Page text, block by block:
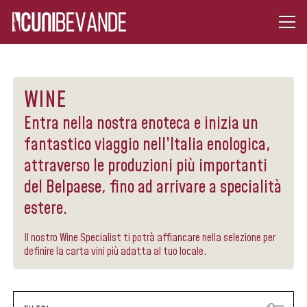
WINE
Entra nella nostra enoteca e inizia un
fantastico viaggio nell’Italia enologica,
attraverso le produzioni più importanti
del Belpaese, fino ad arrivare a specialità
estere.
Il nostro Wine Specialist ti potrà affiancare nella selezione per
definire la carta vini più adatta al tuo locale.